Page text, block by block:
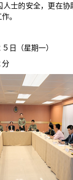
人士的安全，更在
。
日（星期一）
分